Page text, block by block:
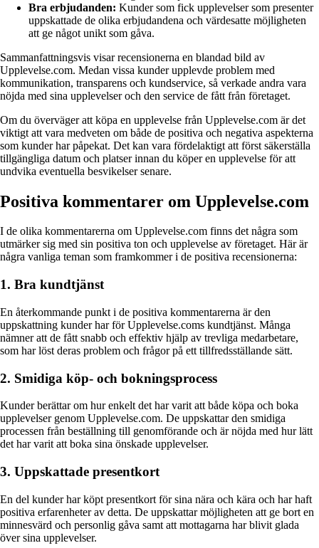
Bra erbjudanden: Kunder som fick upplevelser som presenter
uppskattade de olika erbjudandena och värdesatte möjligheten
att ge något unikt som gåva.
Sammanfattningsvis visar recensionerna en blandad bild av
Upplevelse.com. Medan vissa kunder upplevde problem med
kommunikation, transparens och kundservice, så verkade andra vara
nöjda med sina upplevelser och den service de fått från företaget.
Om du överväger att köpa en upplevelse från Upplevelse.com är det
viktigt att vara medveten om både de positiva och negativa aspekterna
som kunder har påpekat. Det kan vara fördelaktigt att först säkerställa
tillgängliga datum och platser innan du köper en upplevelse för att
undvika eventuella besvikelser senare.
Positiva kommentarer om Upplevelse.com
I de olika kommentarerna om Upplevelse.com finns det några som
utmärker sig med sin positiva ton och upplevelse av företaget. Här är
några vanliga teman som framkommer i de positiva recensionerna:
1. Bra kundtjänst
En återkommande punkt i de positiva kommentarerna är den
uppskattning kunder har för Upplevelse.coms kundtjänst. Många
nämner att de fått snabb och effektiv hjälp av trevliga medarbetare,
som har löst deras problem och frågor på ett tillfredsställande sätt.
2. Smidiga köp- och bokningsprocess
Kunder berättar om hur enkelt det har varit att både köpa och boka
upplevelser genom Upplevelse.com. De uppskattar den smidiga
processen från beställning till genomförande och är nöjda med hur lätt
det har varit att boka sina önskade upplevelser.
3. Uppskattade presentkort
En del kunder har köpt presentkort för sina nära och kära och har haft
positiva erfarenheter av detta. De uppskattar möjligheten att ge bort en
minnesvärd och personlig gåva samt att mottagarna har blivit glada
över sina upplevelser.